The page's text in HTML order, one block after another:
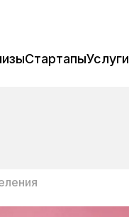
СтартапыУслуги